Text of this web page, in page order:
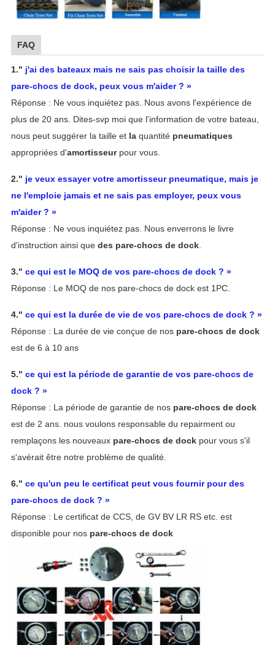
FAQ
1." j'ai des bateaux mais ne sais pas choisir la taille des
pare-chocs de dock, peux vous m'aider ? »
Réponse : Ne vous inquiétez pas. Nous avons l'expérience de
plus de 20 ans. Dites-svp moi que l'information de votre bateau,
nous peut suggérer la taille et laquantité pneumatiques
appropriées d'amortisseurpour vous.
2." je veux essayer votre amortisseur pneumatique, mais je
ne l'emploie jamais et ne sais pas employer, peux vous
m'aider ? »
Réponse : Ne vous inquiétez pas. Nous enverrons le livre
d'instruction ainsi que des pare-chocs de dock.
3." ce qui estle MOQ de vos pare-chocs de dock ? »
Réponse : Le MOQ de nos pare-chocs de dock est 1PC.
4." ce qui est la durée de vie de vos pare-chocs de dock ? »
Réponse : La durée de vie conçue de nos pare-chocs de dock
est de 6 à 10 ans
5." ce qui est la période de garantie de vos pare-chocs de
dock ? »
Réponse : La période de garantie de nos pare-chocs de dock
est de 2 ans. nous voulons responsable du repairment ou
remplaçons les nouveaux pare-chocs de dockpour vous s'il
s'avérait être notre problème de qualité.
6." ce qu'un peu le certificat peut vous fournir pour des
pare-chocs de dock ? »
Réponse : Le certificat de CCS, de GV BV LR RS etc. est
disponible pour nos pare-chocs de dock